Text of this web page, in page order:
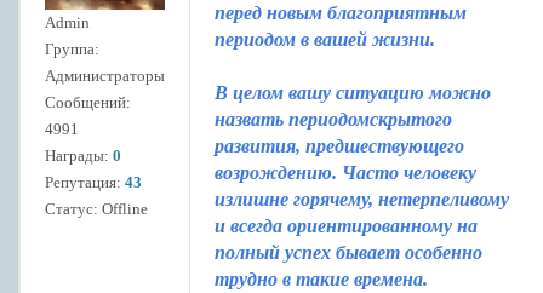
Admin
Группа:
Администраторы
Сообщений:
4991
Награды: 0
Репутация: 43
Статус: Offline
перед новым благоприятным
периодом в вашей жизни.
В целом вашу ситуацию можно
назвать периодомскрытого
развития, предшествующего
возрождению. Часто человеку
излишне горячему, нетерпеливому
и всегда ориентированному на
полный успех бывает особенно
трудно в такие времена.